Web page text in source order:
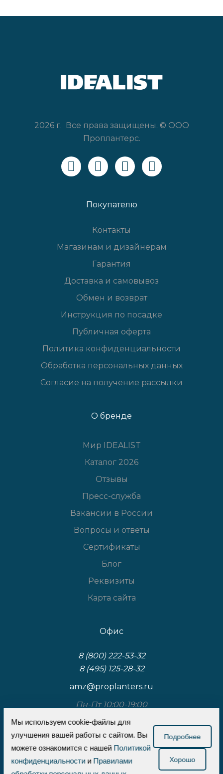
2026 г. Все права защищены. © ООО
Проплантерс.
Покупателю
Контакты
Магазинам и дизайнерам
Гарантия
Доставка и самовывоз
Обмен и возврат
Инструкция по посадке
Публичная оферта
Политика конфиденциальности
Обработка персональных данных
Согласие на получение рассылки
О бренде
Мир IDEALIST
Каталог 2026
Отзывы
Пресс-служба
Вакансии в России
Вопросы и ответы
Сертификаты
Блог
Реквизиты
Карта сайта
Офис
8 (800) 222-53-32
8 (495) 125-28-32
amz@proplanters.ru
Пн-Пт 10:00-19:00
117587, Москва, Варшавское шоссе, д.125, к.3,
стр.1
ООО «Проплантерс»
Мы используем cookie-файлы для
улучшения вашей работы с сайтом. Вы
можете ознакомится с нашей Политикой
конфиденциальностии Правилами
Подробнее
Хорошо